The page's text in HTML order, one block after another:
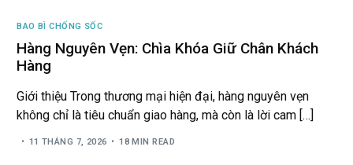
BAO BÌ CHỐNG SỐC
Hàng Nguyên Vẹn: Chìa Khóa Giữ Chân Khách
Hàng
Giới thiệu Trong thương mại hiện đại, hàng nguyên vẹn
không chỉ là tiêu chuẩn giao hàng, mà còn là lời cam […]
11 THÁNG 7, 2026 18 MIN READ